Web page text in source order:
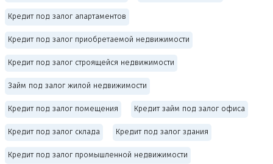
Кредит под залог апартаментов
Кредит под залог приобретаемой недвижимости
Кредит под залог строящейся недвижимости
Займ под залог жилой недвижимости
Кредит под залог помещения Кредит займ под залог офиса
Кредит под залог склада Кредит под залог здания
Кредит под залог промышленной недвижимости